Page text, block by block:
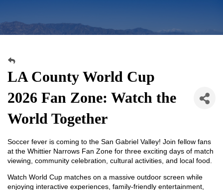
LA County World Cup
2026 Fan Zone: Watch the
World Together
Soccer fever is coming to the San Gabriel Valley! Join fellow fans
at the Whittier Narrows Fan Zone for three exciting days of match
viewing, community celebration, cultural activities, and local food.
Watch World Cup matches on a massive outdoor screen while
enjoying interactive experiences, family-friendly entertainment,